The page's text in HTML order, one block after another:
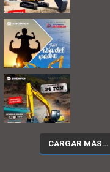
CARGAR MÁS…